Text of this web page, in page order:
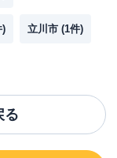
) 立川市 (1件)
る